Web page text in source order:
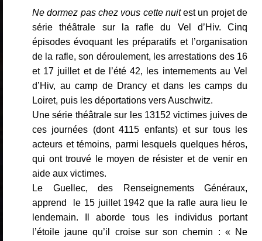
Ne dormez pas chez vous cette nuitest un projet de
série théâtrale sur la rafle du Vel d’Hiv. Cinq
épisodes évoquant les préparatifs et l’organisation
de la rafle, son déroulement, les arrestations des 16
et 17 juillet et de l’été 42, les internements au Vel
d’Hiv, au camp de Drancy et dans les camps du
Loiret, puis les déportations vers Auschwitz.
Une série théâtrale sur les 13152 victimes juives de
ces journées (dont 4115 enfants) et sur tous les
acteurs et témoins, parmi lesquels quelques héros,
qui ont trouvé le moyen de résister et de venir en
aide aux victimes.
Le Guellec, des Renseignements Généraux,
apprend le 15 juillet 1942 que la rafle aura lieu le
lendemain. Il aborde tous les individus portant
l’étoile jaune qu’il croise sur son chemin : « Ne